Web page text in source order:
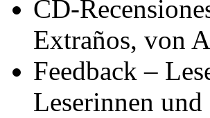
CD-
Extraños, von
Feedback –
Leserinnen und